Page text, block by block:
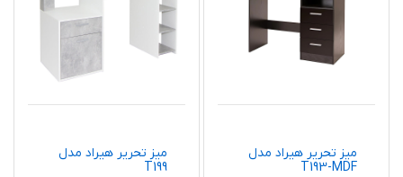
میز تحریر هیراد مدل
T193-MDF
میز تحریر هیراد مدل
T199